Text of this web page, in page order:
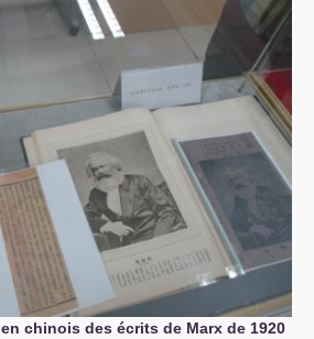
chinois des écrits de Marx de 1920